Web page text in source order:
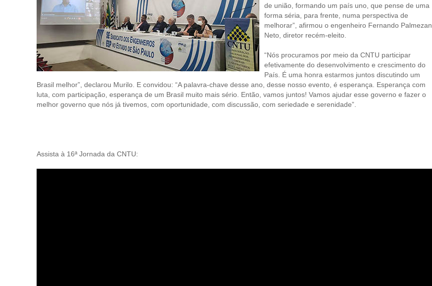
de união, formando um país uno, que pense de uma
forma séria, para frente, numa perspectiva de
melhorar”, afirmou o engenheiro Fernando Palmezan
Neto, diretor recém-eleito.
“Nós procuramos por meio da CNTU participar
efetivamente do desenvolvimento e crescimento do
País. É uma honra estarmos juntos discutindo um
Brasil melhor”, declarou Murilo. E convidou: “A palavra-chave desse ano, desse nosso evento, é esperança. Esperança com
luta, com participação, esperança de um Brasil muito mais sério. Então, vamos juntos! Vamos ajudar esse governo e fazer o
melhor governo que nós já tivemos, com oportunidade, com discussão, com seriedade e serenidade”.
Assista à 16ª Jornada da CNTU: